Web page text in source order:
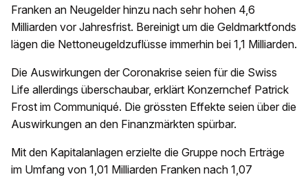
Franken an Neugelder hinzu nach sehr hohen 4,6
Milliarden vor Jahresfrist. Bereinigt um die Geldmarktfonds
lägen die Nettoneugeldzuflüsse immerhin bei 1,1 Milliarden.
Die Auswirkungen der Coronakrise seien für die Swiss
Life allerdings überschaubar, erklärt Konzernchef Patrick
Frost im Communiqué. Die grössten Effekte seien über die
Auswirkungen an den Finanzmärkten spürbar.
Mit den Kapitalanlagen erzielte die Gruppe noch Erträge
im Umfang von 1,01 Milliarden Franken nach 1,07